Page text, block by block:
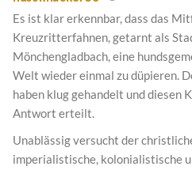
Es ist klar erkennbar, dass das
Kreuzritterfahnen, getarnt als
Mönchengladbach, eine
Welt wieder einmal zu düpieren.
haben klug gehandelt und diesen
Antwort erteilt.
Unablässig versucht der
imperialistische, kolonialistische